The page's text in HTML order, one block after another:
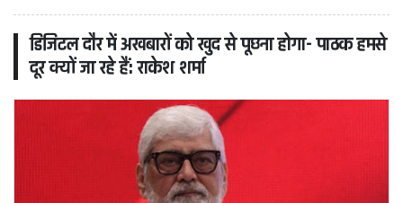
डिजिटल दौर में अखबारों को खुद से पूछना होगा- पाठक हमसे
दूर क्यों जा रहे हैं: राकेश शर्मा